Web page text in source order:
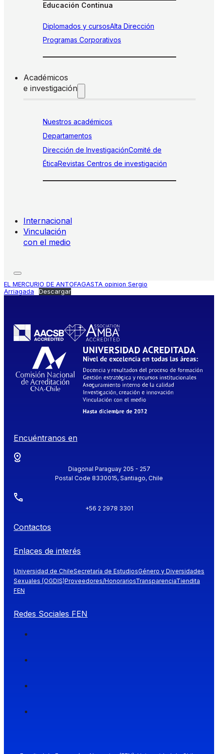
Educación Continua
Diplomados y cursosAlta Dirección
Programas Corporativos
Académicos
e investigación
Nuestros académicos
Departamentos
Dirección de InvestigaciónComité de
ÉticaRevistas Centros de investigación
Internacional
Vinculación
con el medio
EL MERCURIO DE ANTOFAGASTA opinion Sergio
Arriagada
Descargar
Encuéntranos en
Diagonal Paraguay 205 - 257
Postal Code 8330015, Santiago, Chile
+56 2 2978 3301
Contactos
Enlaces de interés
Universidad de ChileSecretaría de EstudiosGénero y Diversidades
Sexuales (OGDIS)Proveedores/HonorariosTransparenciaTiendita
FEN
Redes Sociales FEN